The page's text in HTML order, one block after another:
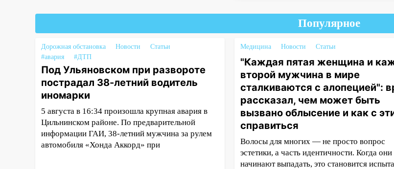
алопецией»: врач рассказал,
чем может быть вызвано
облысение и как с этим
справиться
03:30 Гороскоп на 7 августа:
пятница принесет прилив
творческой энергии и отличные
шансы исправить старые
ошибки
06.08.2026
Популярное
Дорожная обстановка Новости
Статьи
#авария
#ДТП
Под Ульяновском при развороте
пострадал 38-летний водитель
иномарки
5 августа в 16:34 произошла крупная авария в
Цильнинском районе. По предварительной
информации ГАИ, 38-летний мужчина за рулем
автомобиля «Хонда Аккорд» при
Медицина Новости Статьи
"Каждая пятая женщина и
второй мужчина в мире
сталкиваются с алопецией":
рассказал, чем может быть
вызвано облысение и как с
справиться
Волосы для многих — не просто вопрос
эстетики, а часть идентичности. Когда они
начинают выпадать, это становится